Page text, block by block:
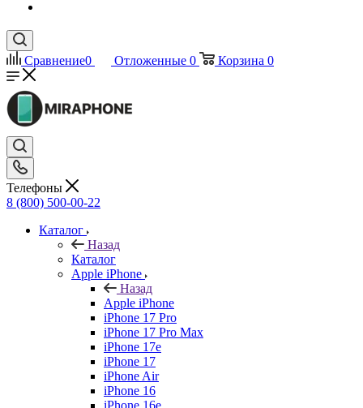
Сравнение0 Отложенные 0 Корзина 0
Телефоны
8 (800) 500-00-22
Каталог
Назад
Каталог
Apple iPhone
Назад
Apple iPhone
iPhone 17 Pro
iPhone 17 Pro Max
iPhone 17e
iPhone 17
iPhone Air
iPhone 16
iPhone 16e